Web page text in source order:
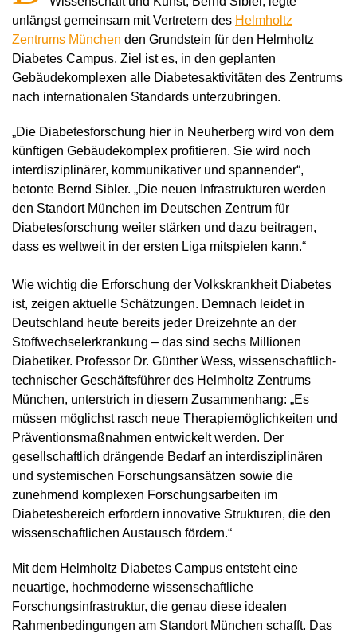
unlängst gemeinsam mit Vertretern des Helmholtz
Zentrums München den Grundstein für den Helmholtz
Diabetes Campus. Ziel ist es, in den geplanten
Gebäudekomplexen alle Diabetesaktivitäten des Zentrums
nach internationalen Standards unterzubringen.
„Die Diabetesforschung hier in Neuherberg wird von dem
künftigen Gebäudekomplex profitieren. Sie wird noch
interdisziplinärer, kommunikativer und spannender“,
betonte Bernd Sibler. „Die neuen Infrastrukturen werden
den Standort München im Deutschen Zentrum für
Diabetesforschung weiter stärken und dazu beitragen,
dass es weltweit in der ersten Liga mitspielen kann.“
Wie wichtig die Erforschung der Volkskrankheit Diabetes
ist, zeigen aktuelle Schätzungen. Demnach leidet in
Deutschland heute bereits jeder Dreizehnte an der
Stoffwechselerkrankung – das sind sechs Millionen
Diabetiker. Professor Dr. Günther Wess, wissenschaftlich-
technischer Geschäftsführer des Helmholtz Zentrums
München, unterstrich in diesem Zusammenhang: „Es
müssen möglichst rasch neue Therapiemöglichkeiten und
Präventionsmaßnahmen entwickelt werden. Der
gesellschaftlich drängende Bedarf an interdisziplinären
und systemischen Forschungsansätzen sowie die
zunehmend komplexen Forschungsarbeiten im
Diabetesbereich erfordern innovative Strukturen, die den
wissenschaftlichen Austausch fördern.“
Mit dem Helmholtz Diabetes Campus entsteht eine
neuartige, hochmoderne wissenschaftliche
Forschungsinfrastruktur, die genau diese idealen
Rahmenbedingungen am Standort München schafft. Das